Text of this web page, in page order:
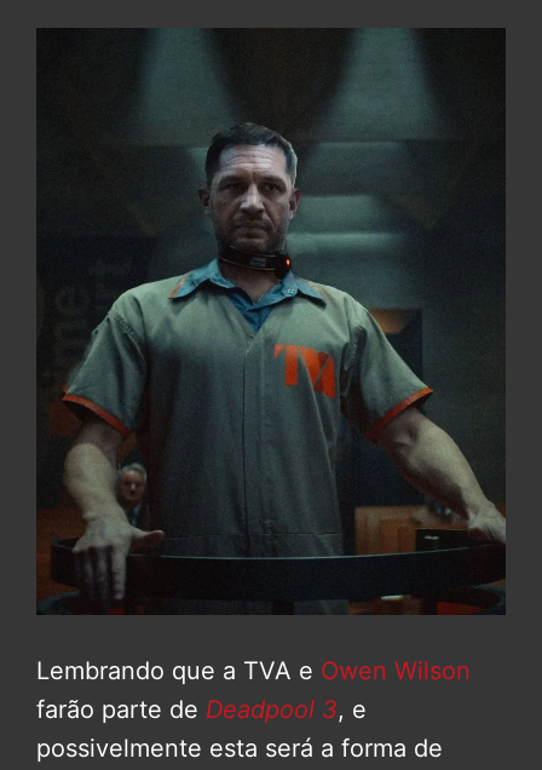
Lembrando que a TVA e Owen Wilson
farão parte de Deadpool 3, e
possivelmente esta será a forma de